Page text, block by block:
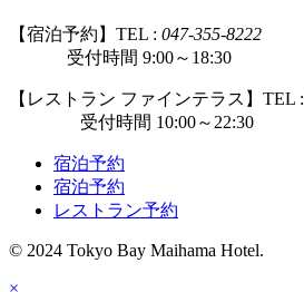
【宿泊予約】TEL : 047-355-8222
受付時間 9:00～18:30
【レストラン ファインテラス】TEL :
受付時間 10:00～22:30
宿泊予約
宿泊予約
レストラン予約
© 2024 Tokyo Bay Maihama Hotel.
×